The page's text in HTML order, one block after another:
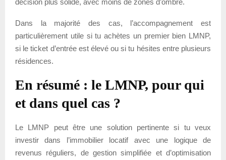
Dans la majorité des cas, l’accompagnement est
particulièrement utile si tu achètes un premier bien LMNP,
si le ticket d’entrée est élevé ou si tu hésites entre plusieurs
résidences.
En résumé : le LMNP, pour qui
et dans quel cas ?
Le LMNP peut être une solution pertinente si tu veux
investir dans l’immobilier locatif avec une logique de
revenus réguliers, de gestion simplifiée et d’optimisation